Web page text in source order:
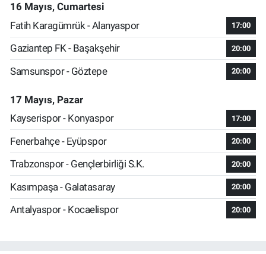
16 Mayıs, Cumartesi
Fatih Karagümrük - Alanyaspor
17:00
Gaziantep FK - Başakşehir 20:00
Samsunspor - Göztepe 20:00
17 Mayıs, Pazar
Kayserispor - Konyaspor
17:00
Fenerbahçe - Eyüpspor 20:00
Trabzonspor - Gençlerbirliği S.K. 20:00
Kasımpaşa - Galatasaray 20:00
Antalyaspor - Kocaelispor 20:00